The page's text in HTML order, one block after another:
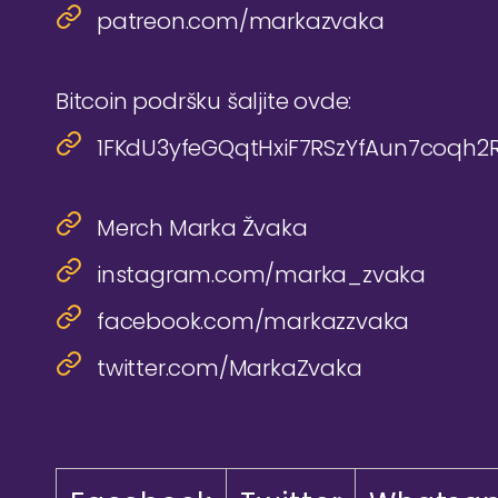
patreon.com/markazvaka
Bitcoin podršku šaljite ovde:
Merch Marka Žvaka
instagram.com/marka_zvaka
facebook.com/markazzvaka
twitter.com/MarkaZvaka